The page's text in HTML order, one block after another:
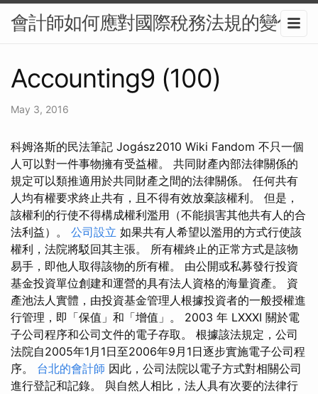
會計師如何應對國際稅務法規的變化
Accounting9 (100)
May 3, 2016
科姆洛斯的民法筆記 Jogász2010 Wiki Fandom 不只一個
人可以對一件事物擁有受益權。 共同財產內部法律關係的
規定可以類推適用於共同財產之間的法律關係。 任何共有
人均有權要求終止共有，且不得有效放棄該權利。 但是，
該權利的行使不得構成權利濫用（不能損害其他共有人的合
法利益）。 公司設立 如果共有人希望以濫用的方式行使該
權利，法院將駁回其主張。 所有權終止的正常方式是該物
易手，即他人取得該物的所有權。 由公開或私募發行投資
基金投資單位創建和運營的具有法人資格的海量資產。 資
產池法人實體，由投資基金管理人根據投資者的一般授權進
行管理，即「保值」和「增值」。 2003 年 LXXXI 關於電
子公司程序和公司文件的電子存取。 根據該法規定，公司
法院自2005年1月1日至2006年9月1日逐步實施電子公司程
序。 台北的會計師 因此，公司法院以電子方式對相關公司
進行登記和記錄。 與自然人相比，法人具有次要的法律行